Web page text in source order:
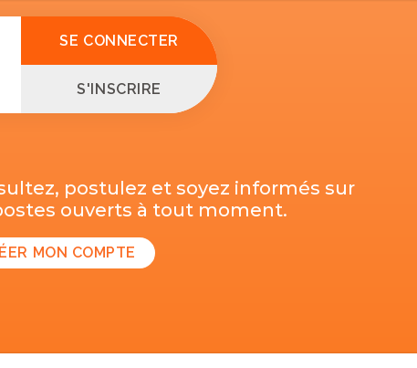
SE CONNECTER
S'INSCRIRE
postulez et soyez informés sur
ouverts à tout moment.
MON COMPTE